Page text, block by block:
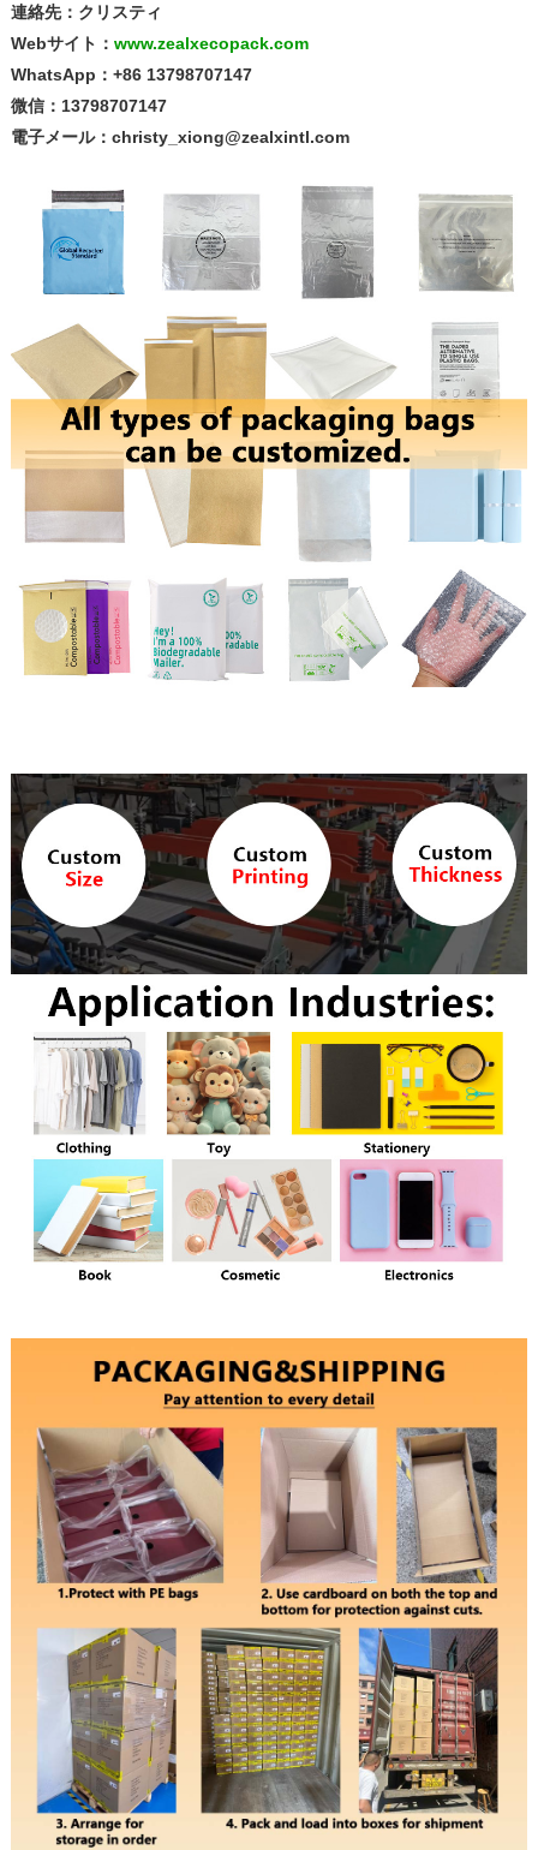
連絡先：クリスティ
Webサイト： www.zealxecopack.com
WhatsApp：+86 13798707147
微信：13798707147
電子メール：christy_xiong@zealxintl.com